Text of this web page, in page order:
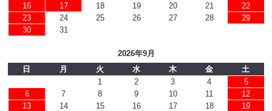
16
17 18 19 20 21
22
23
24 25 26 27 28
29
30
31
2026年9月
日
月 火 水 木 金
土
1
2 3 4
5
6
7 8 9 10 11
12
13
14 15 16 17 18
19